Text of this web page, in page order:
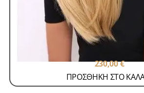
Ποστίς ΓυναικείαΠοστίς
Φυσικό Ποστίς 75gr με
230,00€
ΠΡΟΣΘΗΚΗ ΣΤΟ